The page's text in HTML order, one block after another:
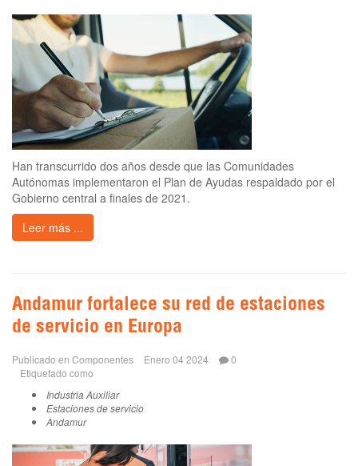
Han transcurrido dos años desde que las Comunidades
Autónomas implementaron el Plan de Ayudas respaldado por el
Gobierno central a finales de 2021.
Leer más ...
Andamur fortalece su red de estaciones
de servicio en Europa
Publicado en Componentes Enero 04 2024
0
Etiquetado como
Industria Auxiliar
Estaciones de servicio
Andamur